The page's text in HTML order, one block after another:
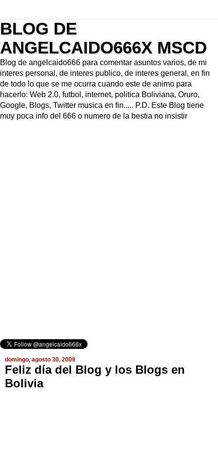
BLOG DE
ANGELCAIDO666X MSCD
Blog de angelcaido666 para comentar asuntos varios, de mi
interes personal, de interes publico, de interes general, en fin
de todo lo que se me ocurra cuando este de animo para
hacerlo: Web 2.0, futbol, internet, politica Boliviana, Oruro,
Google, Blogs, Twitter musica en fin..... P.D. Este Blog tiene
muy poca info del 666 o numero de la bestia no insistir
domingo, agosto 30, 2009
Feliz día del Blog y los Blogs en
Bolivia